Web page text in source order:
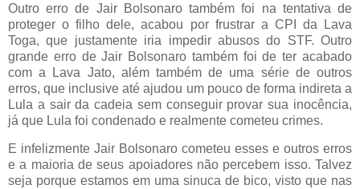
Outro erro de Jair Bolsonaro também foi na tentativa de
proteger o filho dele, acabou por frustrar a CPI da Lava
Toga, que justamente iria impedir abusos do STF. Outro
grande erro de Jair Bolsonaro também foi de ter acabado
com a Lava Jato, além também de uma série de outros
erros, que inclusive até ajudou um pouco de forma indireta a
Lula a sair da cadeia sem conseguir provar sua inocência,
já que Lula foi condenado e realmente cometeu crimes.
E infelizmente Jair Bolsonaro cometeu esses e outros erros
e a maioria de seus apoiadores não percebem isso. Talvez
seja porque estamos em uma sinuca de bico, visto que nas